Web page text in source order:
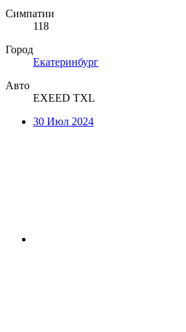
Симпатии
118
Город
Екатеринбург
Авто
EXEED TXL
30 Июл 2024